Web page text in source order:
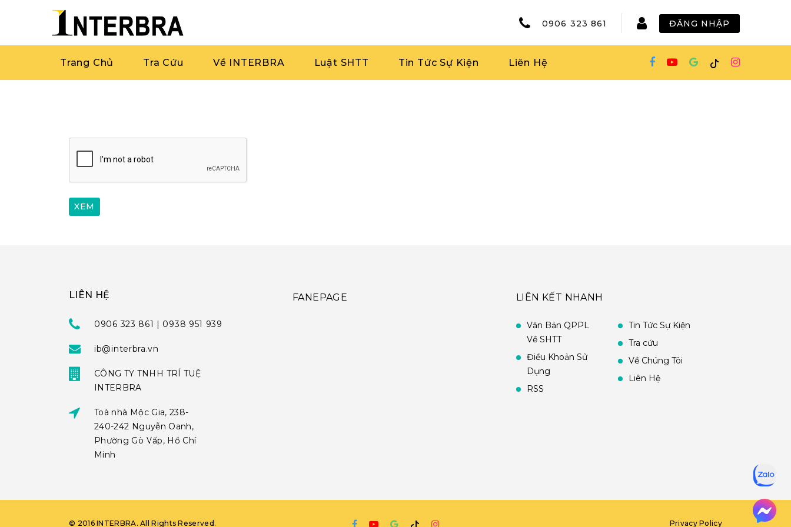
0906 323 861 ĐĂNG NHẬP
Trang Chủ Tra Cứu Về INTERBRA Luật SHTT Tin Tức Sự Kiện Liên Hệ
LIÊN HỆ
0906 323 861 | 0938 951 939
ib@interbra.vn
CÔNG TY TNHH TRÍ TUỆ
INTERBRA
Toà nhà Mộc Gia, 238-
240-242 Nguyễn Oanh,
Phường Gò Vấp, Hồ Chí
Minh
FANEPAGE LIÊN KẾT NHANH
Văn Bản QPPL
Về SHTT
Điều Khoản Sử
Dụng
RSS
Tin Tức Sự Kiện
Tra cứu
Về Chúng Tôi
Liên Hệ
© 2016 INTERBRA. All Rights Reserved. Privacy Policy